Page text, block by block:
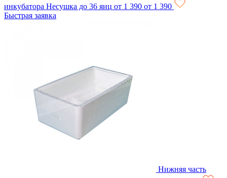
инкубатора Несушка до 36 яиц от 1 390 от 1 390
Быстрая заявка
Нижняя часть